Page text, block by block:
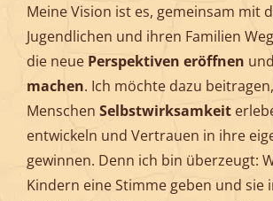
Meine Vision ist es, gemeinsam mit
Jugendlichen und ihren Familien
die neue Perspektiven eröffnen und
machen. Ich möchte dazu
Menschen Selbstwirksamkeit
entwickeln und Vertrauen in ihre
gewinnen. Denn ich bin überzeugt:
Kindern eine Stimme geben und sie